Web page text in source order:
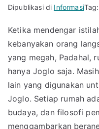
Dipublikasi di InformasiTag:
Ketika mendengar
kebanyakan orang
yang megah, Padahal,
hanya Joglo saja.
lain yang digunakan
Joglo. Setiap rumah
budaya, dan filosofi
menggambarkan